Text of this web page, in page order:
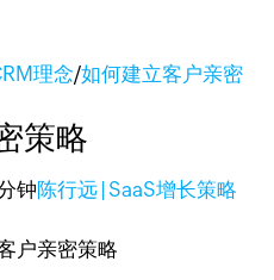
理念/如何建立客户亲密
策略
钟陈行远 | SaaS增长策略